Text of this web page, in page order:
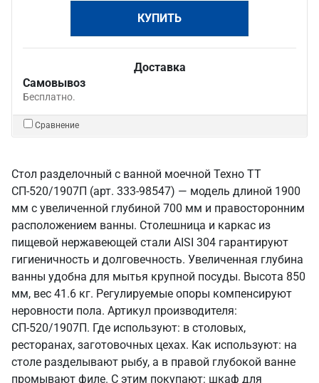
КУПИТЬ
Доставка
Самовывоз
Бесплатно.
Сравнение
Стол разделочный с ванной моечной Техно ТТ
СП-520/1907П (арт. 333-98547) — модель длиной 1900
мм с увеличенной глубиной 700 мм и правосторонним
расположением ванны. Столешница и каркас из
пищевой нержавеющей стали AISI 304 гарантируют
гигиеничность и долговечность. Увеличенная глубина
ванны удобна для мытья крупной посуды. Высота 850
мм, вес 41.6 кг. Регулируемые опоры компенсируют
неровности пола. Артикул производителя:
СП-520/1907П. Где используют: в столовых,
ресторанах, заготовочных цехах. Как используют: на
столе разделывают рыбу, а в правой глубокой ванне
промывают филе. С этим покупают: шкаф для